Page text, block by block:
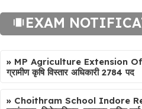
EXAM
» MP Agriculture Extension
ग्रामीण कृषि विस्तार अधिकारी 2784 पद
» Choithram School Indore